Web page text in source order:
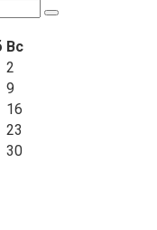
Вс
2
9
16
23
30